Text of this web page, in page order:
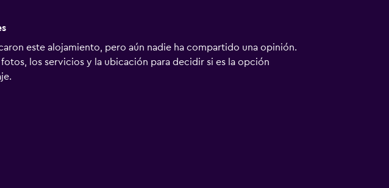
este alojamiento, pero aún nadie ha compartido una opinión.
fotos, los servicios y la ubicación para decidir si es la opción